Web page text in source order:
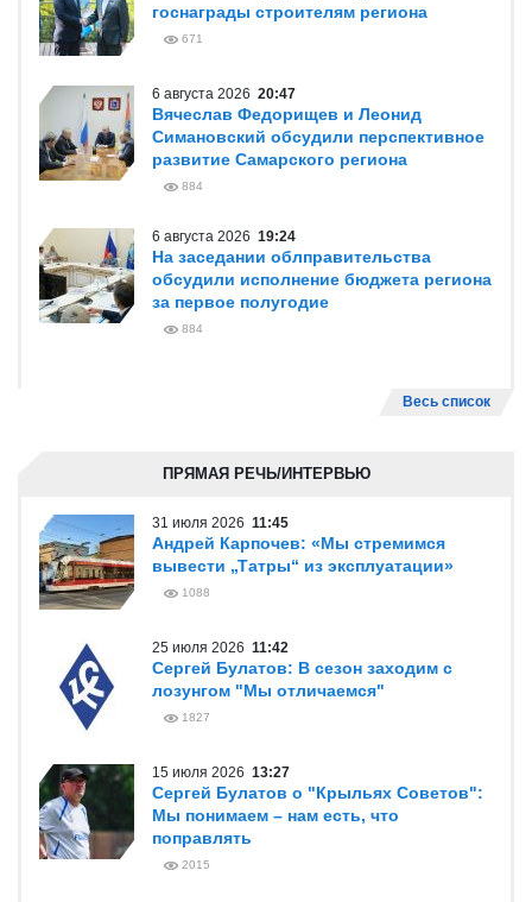
госнаграды строителям региона
671
6 августа 2026 20:47
Вячеслав Федорищев и Леонид
Симановский обсудили перспективное
развитие Самарского региона
884
6 августа 2026 19:24
На заседании облправительства
обсудили исполнение бюджета региона
за первое полугодие
884
Весь список
ПРЯМАЯ РЕЧЬ/ИНТЕРВЬЮ
31 июля 2026 11:45
Андрей Карпочев: «Мы стремимся
вывести „Татры“ из эксплуатации»
1088
25 июля 2026 11:42
Сергей Булатов: В сезон заходим с
лозунгом "Мы отличаемся"
1827
15 июля 2026 13:27
Сергей Булатов о "Крыльях Советов":
Мы понимаем – нам есть, что
поправлять
2015